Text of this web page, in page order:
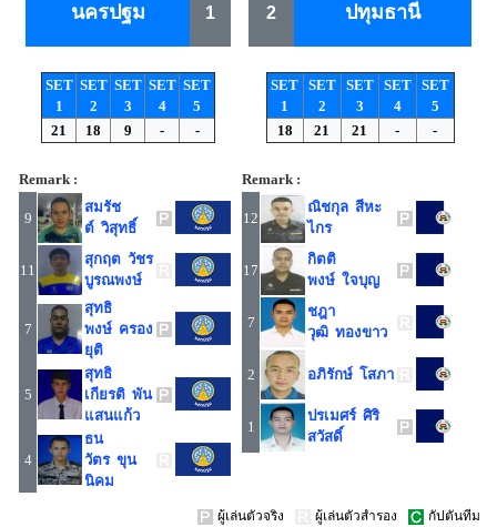
นครปฐม 1
SET
1
SET
2
SET
3
SET
4
SET
5
21
18 9 - -
Remark :
9
สมรัช
ต์ วิสุทธิ์
11
สุกฤต วัชร
บูรณพงษ์
7
สุทธิ
พงษ์ ครอง
ยุติ
5
สุทธิ
เกียรติ พัน
แสนแก้ว
4
ธน
วัตร ขุน
นิคม
2 ปทุมธานี
SET
1
SET
2
SET
3
SET
4
SET
5
18
21 21 - -
Remark :
12
ณิชกุล สีหะ
ไกร
17
กิตติ
พงษ์ ใจบุญ
7
ชฎา
วุฒิ ทองขาว
2 อภิรักษ์ โสภา
1
ปรเมศร์ ศิริ
สวัสดิ์
ผู้เล่นตัวจริง ผู้เล่นตัวสำรอง กัปตันทีม